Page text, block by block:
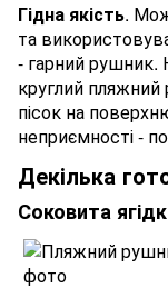
Гідна якість.
та
- гарний рушник.
круглий
пісок на
неприємності-
Декілька
Соковита